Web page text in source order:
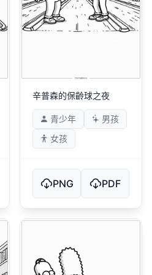
辛普森的保齡球之夜
青少年
男孩
女孩
PNG PDF